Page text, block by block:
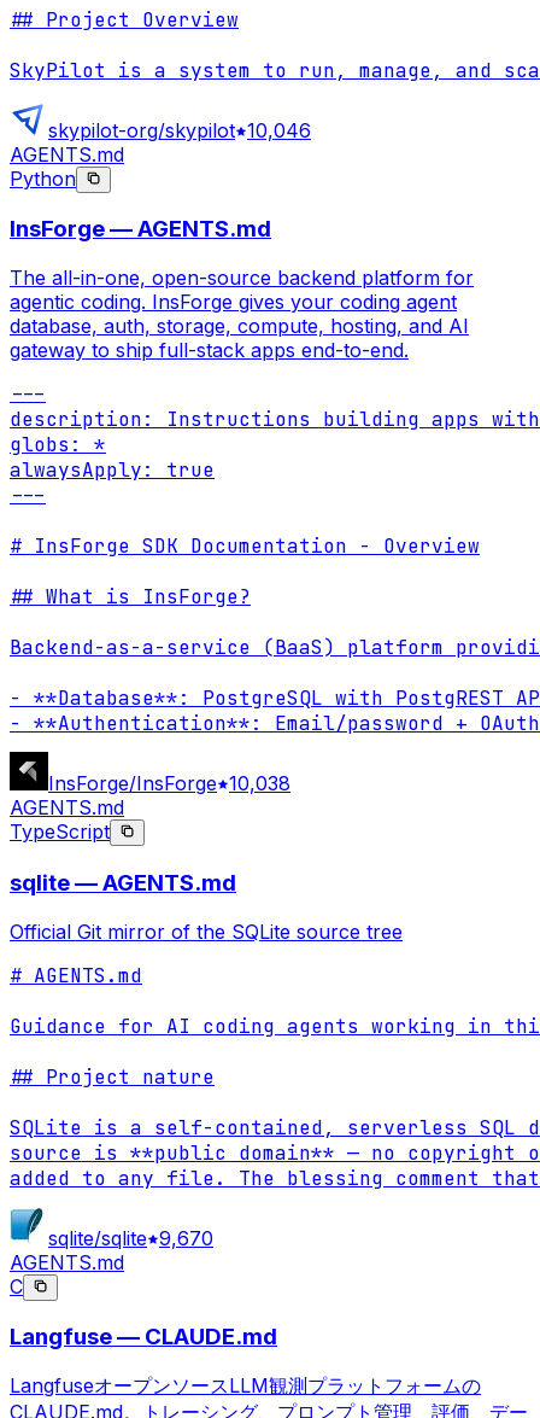
## Project Overview
SkyPilot is a system to run, manage, and
skypilot-org/skypilot 10,046
AGENTS.md
Python
InsForge — AGENTS.md
The all-in-one, open-source backend platform for
agentic coding. InsForge gives your coding agent
database, auth, storage, compute, hosting, and AI
gateway to ship full-stack apps end-to-end.
---
description: Instructions building apps with
globs: *
alwaysApply: true
---
# InsForge SDK Documentation - Overview
## What is InsForge?
Backend-as-a-service (BaaS) platform
- **Database**: PostgreSQL with PostgREST
- **Authentication**: Email/password +
InsForge/InsForge 10,038
AGENTS.md
TypeScript
sqlite — AGENTS.md
Official Git mirror of the SQLite source tree
# AGENTS.md
Guidance for AI coding agents working in
## Project nature
SQLite is a self-contained, serverless SQL
source is **public domain** — no copyright
added to any file. The blessing comment
sqlite/sqlite 9,670
AGENTS.md
C
Langfuse — CLAUDE.md
LangfuseオープンソースLLM観測プラットフォームの
CLAUDE.md。トレーシング、プロンプト管理、評価、デー